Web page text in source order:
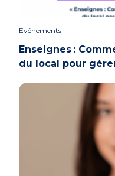
Evénements
Enseignes :
du local pour